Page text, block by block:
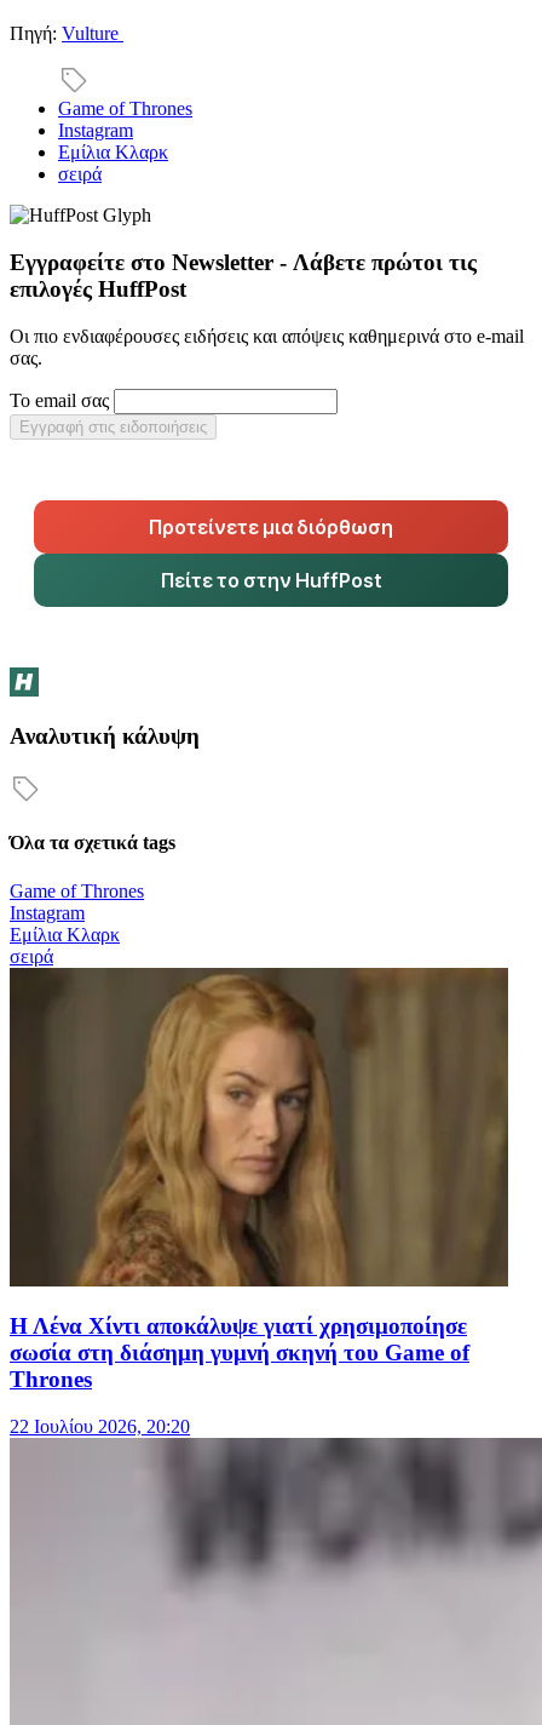
Πηγή: Vulture
Game of Thrones
Instagram
Εμίλια Κλαρκ
σειρά
Εγγραφείτε στο Newsletter - Λάβετε πρώτοι τις
επιλογές HuffPost
Οι πιο ενδιαφέρουσες ειδήσεις και απόψεις καθημερινά στο e-mail
σας.
Το email σας
Εγγραφή στις ειδοποιήσεις
Προτείνετε μια διόρθωση
Πείτε το στην HuffPost
Αναλυτική κάλυψη
Όλα τα σχετικά tags
Game of Thrones
Instagram
Εμίλια Κλαρκ
σειρά
Η Λένα Χίντι αποκάλυψε γιατί χρησιμοποίησε
σωσία στη διάσημη γυμνή σκηνή του Game of
Thrones
22 Ιουλίου 2026, 20:20